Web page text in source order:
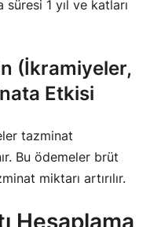
süresi 1 yıl ve katları
(İkramiyeler,
Etkisi
tazminat
Bu ödemeler brüt
miktarı artırılır.